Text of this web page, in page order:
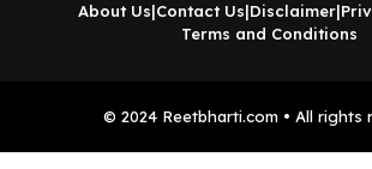
About Us|Contact Us|Disclaimer|
Terms and Conditions
© 2024 Reetbharti.com • All rights